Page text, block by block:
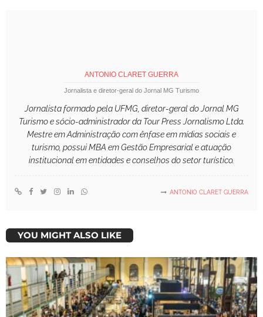
ANTONIO CLARET GUERRA
Jornalista e diretor-geral do Jornal MG Turismo
Jornalista formado pela UFMG, diretor-geral do Jornal MG
Turismo e sócio-administrador da Tour Press Jornalismo Ltda.
Mestre em Administração com ênfase em mídias sociais e
turismo, possui MBA em Gestão Empresarial e atuação
institucional em entidades e conselhos do setor turístico.
ANTONIO CLARET GUERRA
YOU MIGHT ALSO LIKE